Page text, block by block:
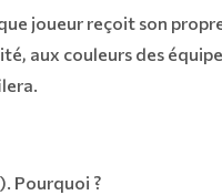
joueur reçoit son
aux couleurs des
Pourquoi ?